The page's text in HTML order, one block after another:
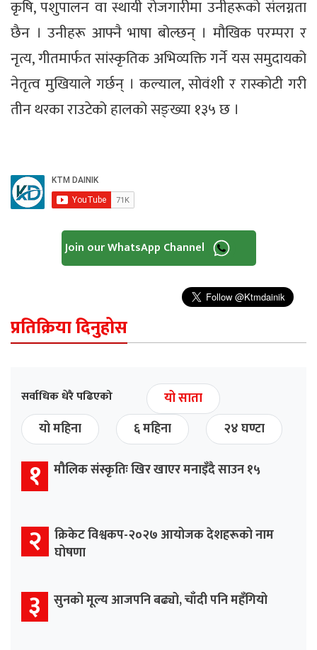
कृषि, पशुपालन वा स्थायी रोजगारीमा उनीहरूको संलग्नता
छैन । उनीहरू आफ्नै भाषा बोल्छन् । मौखिक परम्परा र
नृत्य, गीतमार्फत सांस्कृतिक अभिव्यक्ति गर्ने यस समुदायको
नेतृत्व मुखियाले गर्छन् । कल्याल, सोवंशी र रास्कोटी गरी
तीन थरका राउटेको हालको सङ्ख्या १३५ छ ।
Join our WhatsApp Channel
प्रतिक्रिया दिनुहोस
सर्वाधिक धेरै पढिएको
यो साता
यो महिना
६ महिना २४ घण्टा
१ मौलिक संस्कृतिः खिर खाएर मनाइँदै साउन १५
२ क्रिकेट विश्वकप-२०२७ आयोजक देशहरूको नाम
घोषणा
३ सुनको मूल्य आजपनि बढ्यो, चाँदी पनि महँगियो